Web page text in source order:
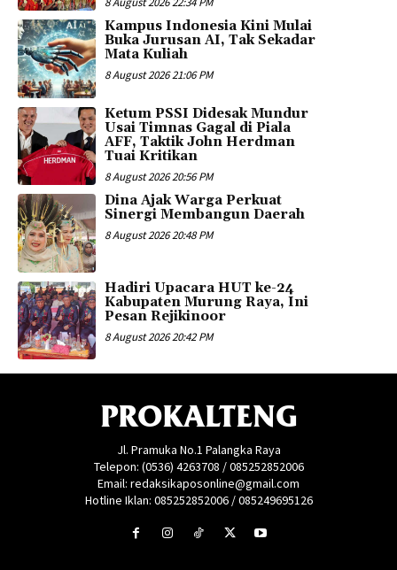
Kampus Indonesia Kini Mulai
Buka Jurusan AI, Tak Sekadar
Mata Kuliah
8 August 2026 21:06 PM
Ketum PSSI Didesak Mundur
Usai Timnas Gagal di Piala
AFF, Taktik John Herdman
Tuai Kritikan
8 August 2026 20:56 PM
Dina Ajak Warga Perkuat
Sinergi Membangun Daerah
8 August 2026 20:48 PM
Hadiri Upacara HUT ke-24
Kabupaten Murung Raya, Ini
Pesan Rejikinoor
8 August 2026 20:42 PM
PROKALTENG
Jl. Pramuka No.1 Palangka Raya
Telepon: (0536) 4263708 / 085252852006
Email: redaksikaposonline@gmail.com
Hotline Iklan: 085252852006 / 085249695126